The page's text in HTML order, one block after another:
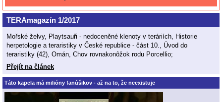
TERAmagazín 1/2017
Mořské želvy, Playtsauři - nedoceněné klenoty v teráriích, Historie
herpetologie a teraristiky v České republice - část 10., Úvod do
teraristiky (42), Omán, Chov rovnakonôžok rodu Porcellio;
Přejít na článek
Táto kapela má milióny fanúšikov - až na to, že neexistuje